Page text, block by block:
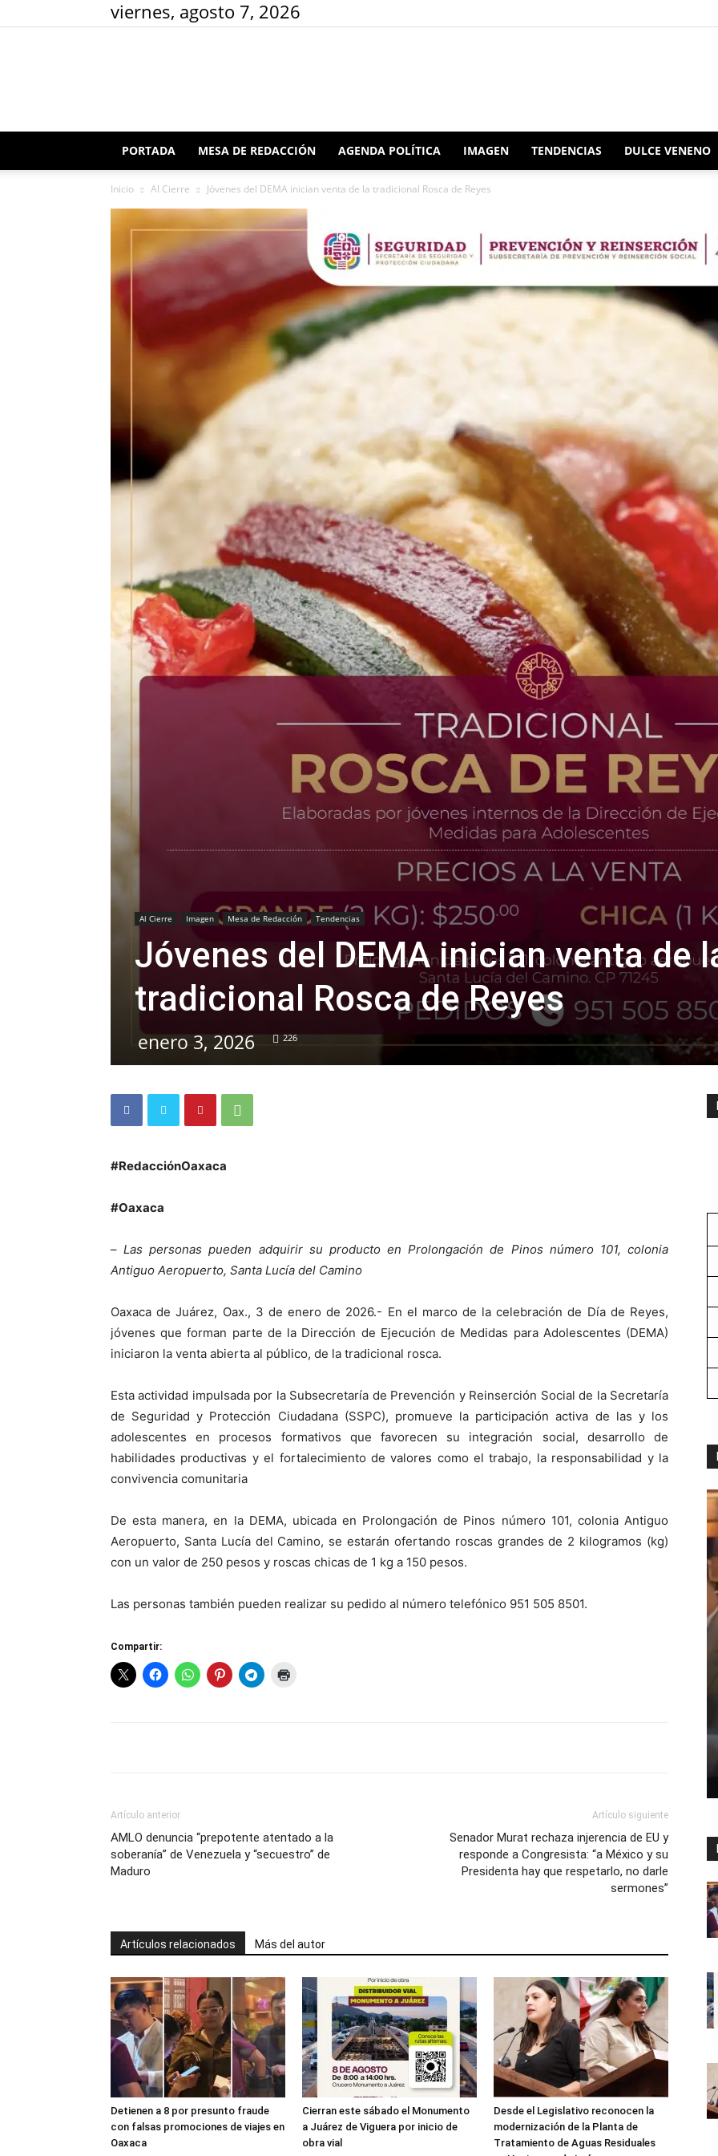
viernes, agosto 7, 2026
Redacción
Oaxaca
PORTADA MESA DE REDACCIÓN AGENDA POLÍTICA IMAGEN TENDENCIAS DULCE VENENO
Inicio Al Cierre Jóvenes del DEMA inician venta de la tradicional Rosca de Reyes
Al Cierre Imagen Mesa de Redacción Tendencias
Jóvenes del DEMA inician venta de
tradicional Rosca de Reyes
enero 3, 2026 226
#RedacciónOaxaca
#Oaxaca
–Las personas pueden adquirir su producto en Prolongación de Pinos número 101, colonia
Antiguo Aeropuerto, Santa Lucía del Camino
Oaxaca de Juárez, Oax., 3 de enero de 2026.- En el marco de la celebración de Día de Reyes,
jóvenes que forman parte de la Dirección de Ejecución de Medidas para Adolescentes (DEMA)
iniciaron la venta abierta al público, de la tradicional rosca.
Esta actividad impulsada por la Subsecretaría de Prevención y Reinserción Social de la Secretaría
de Seguridad y Protección Ciudadana (SSPC), promueve la participación activa de las y los
adolescentes en procesos formativos que favorecen su integración social, desarrollo de
habilidades productivas y el fortalecimiento de valores como el trabajo, la responsabilidad y la
convivencia comunitaria
De esta manera, en la DEMA, ubicada en Prolongación de Pinos número 101, colonia Antiguo
Aeropuerto, Santa Lucía del Camino, se estarán ofertando roscas grandes de 2 kilogramos (kg)
con un valor de 250 pesos y roscas chicas de 1 kg a 150 pesos.
Las personas también pueden realizar su pedido al número telefónico 951 505 8501.
Compartir:
Artículo anterior
AMLO denuncia “prepotente atentado a la
soberanía” de Venezuela y “secuestro” de
Maduro
Artículo siguiente
Senador Murat rechaza injerencia de EU y
responde a Congresista: “a México y su
Presidenta hay que respetarlo, no darle
sermones”
Artículos relacionados Más del autor
Detienen a 8 por presunto fraude
con falsas promociones de viajes en
Oaxaca
Cierran este sábado el Monumento
a Juárez de Viguera por inicio de
obra vial
Desde el Legislativo reconocen la
modernización de la Planta de
Tratamiento de Aguas Residuales